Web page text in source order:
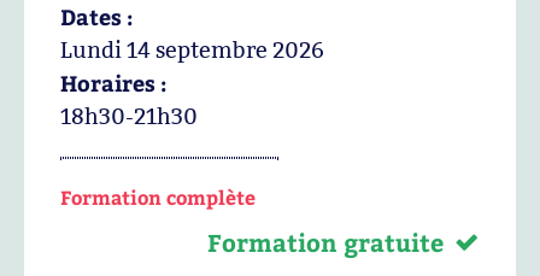
Dates :
Lundi 14 septembre 2026
Horaires :
18h30-21h30
Formation complète
Formation gratuite